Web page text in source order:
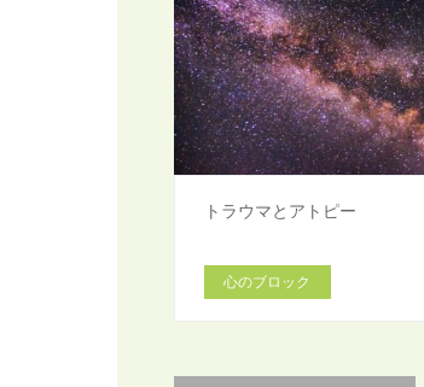
トラウマとアトピー
心のブロック